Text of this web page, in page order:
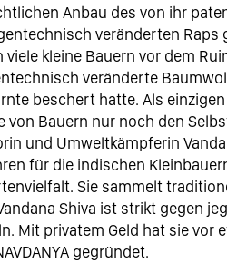
Anbau des von ihr
veränderten Raps
viele kleine Bauern vor dem
veränderte
beschert hatte. Als
von Bauern nur noch den
und Umweltkämpferin
für die indischen
Sie sammelt
Shiva ist strikt gegen
Mit privatem Geld hat sie vor
gegründet.